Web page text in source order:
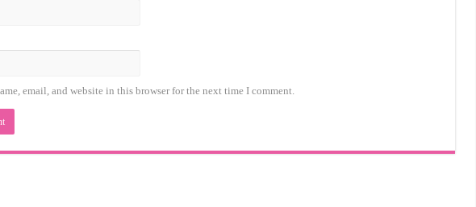
email, and website in this browser for the next time I comment.